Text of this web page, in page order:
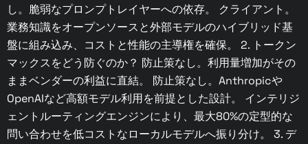
し。脆弱なプロンプトレイヤーへの依存。 クライアント。
業務知識をオープンソースと外部モデルのハイブリッド基
盤に組み込み、コストと性能の主導権を確保。 2. トークン
マックスをどう防ぐのか？ 防止策なし。利用量増加がその
ままベンダーの利益に直結。 防止策なし。Anthropicや
OpenAIなど高額モデル利用を前提とした設計。 インテリジ
ェントルーティングエンジンにより、最大80%の定型的な
問い合わせを低コストなローカルモデルへ振り分け。 3. デ